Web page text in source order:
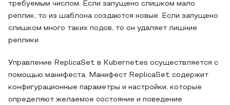
требуемым числом. Если запущено слишком мало
реплик, то из шаблона создаются новые. Если запущено
слишком много таких подов, то он удаляет лишние
реплики.
Управление ReplicaSet в Kubernetes осуществляется с
помощью манифеста. Манифест ReplicaSet содержит
конфигурационные параметры и настройки, которые
определяют желаемое состояние и поведение